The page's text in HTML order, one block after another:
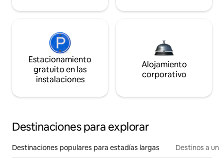
Estacionamiento
gratuito en las
instalaciones
Alojamiento
corporativo
Destinaciones para explorar
Destinaciones populares para estadías largas Destinos a un